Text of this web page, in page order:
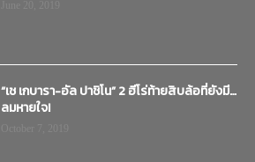
“เช เกบารา-อัล ปาชิโน” 2 ฮีโร่ท้ายสิบล้อที่ยังมี…
ลมหายใจ!